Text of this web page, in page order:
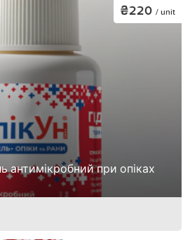
антимікробний при опіках
₴220 / unit